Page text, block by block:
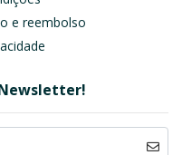
e reembolso